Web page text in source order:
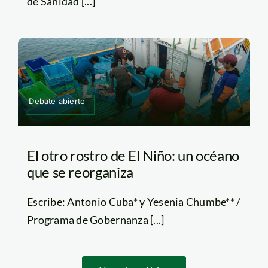
Debate abierto
El otro rostro de El Niño: un océano
que se reorganiza
Escribe: Antonio Cuba* y Yesenia Chumbe** /
Programa de Gobernanza [...]